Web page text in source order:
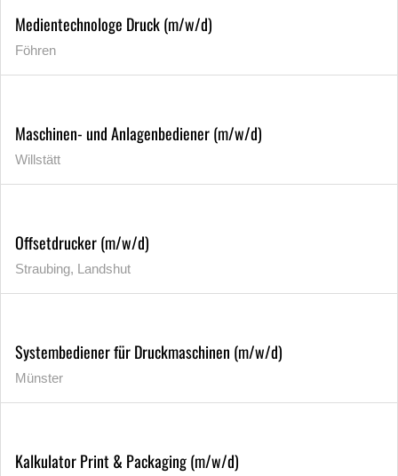
Medientechnologe Druck (m/w/d)
Föhren
Maschinen- und Anlagenbediener (m/w/d)
Willstätt
Offsetdrucker (m/w/d)
Straubing, Landshut
Systembediener für Druckmaschinen (m/w/d)
Münster
Kalkulator Print & Packaging (m/w/d)